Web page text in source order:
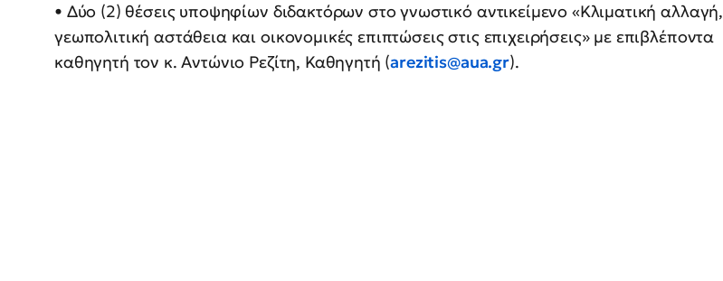
• Δύο (2) θέσεις υποψηφίων διδακτόρων στο γνωστικό αντικείμενο «Κλιματική αλλαγή,
γεωπολιτική αστάθεια και οικονομικές επιπτώσεις στις επιχειρήσεις» με επιβλέποντα
καθηγητή τον κ. Αντώνιο Ρεζίτη, Καθηγητή (arezitis@aua.gr).